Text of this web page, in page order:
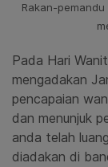
Rakan-
Pada Hari
mengadakan
pencapaian
dan menunjuk
anda telah
diadakan di